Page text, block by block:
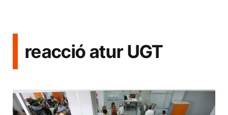
reacció atur UGT